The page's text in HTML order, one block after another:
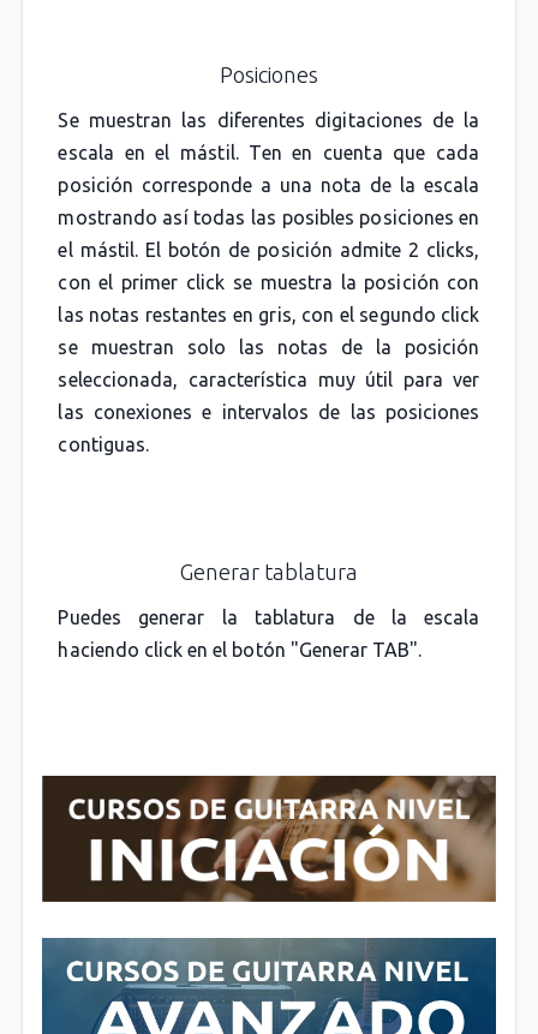
Posiciones
Se muestran las diferentes digitaciones de la
escala en el mástil. Ten en cuenta que cada
posición corresponde a una nota de la escala
mostrando así todas las posibles posiciones en
el mástil. El botón de posición admite 2 clicks,
con el primer click se muestra la posición con
las notas restantes en gris, con el segundo click
se muestran solo las notas de la posición
seleccionada, característica muy útil para ver
las conexiones e intervalos de las posiciones
contiguas.
Generar tablatura
Puedes generar la tablatura de la escala
haciendo click en el botón "Generar TAB".